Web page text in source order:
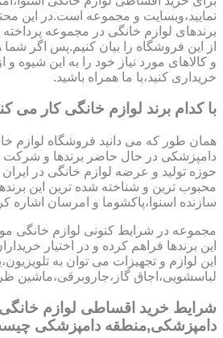
نمایید،وبسایت و مجموعه است.در این
برندهای لوازم خانگی در مجموعه
از این فروشگاه را بیان کنیم.پس اگر
و کالاهای مورد نیاز خود را به این شیوه
خریداری کنید،با ما همراه باشید.
با کدام برند لوازم خانگی کار می
همان طور که می دانید فروشگاه لوازم
دامپزشکی در حال حاضر برندها و شرکت
حوزه تولید و عرضه لوازم خانگی در
محبوب ترین و شناخته شده ترین این
سازنده اسنوا،پاکشوما و امرسان اشاره
مجموعه در شرایط کنونی لوازم خانگی
این برندها فراهم کرده و در اختیار
این لوازم و تجهیزات می توان به
لباسشویی،اجاق گاز،جاروبرقی،ماشین
شرایط خرید اقساطی لوازم خانگی
دامپزشکی,منطقه دامپزشکی